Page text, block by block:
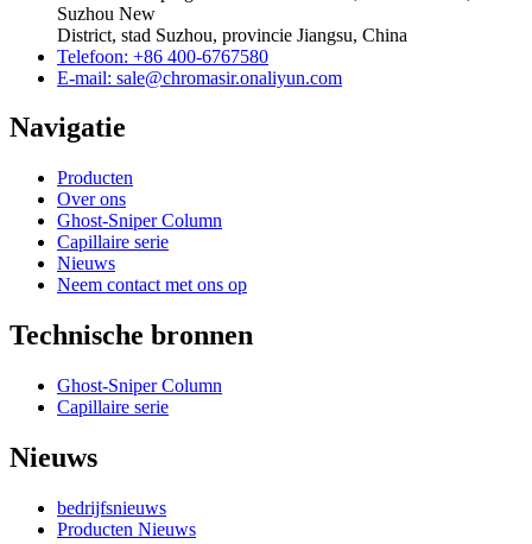
Suzhou New
District, stad Suzhou, provincie Jiangsu, China
Telefoon: +86 400-6767580
E-mail: sale@chromasir.onaliyun.com
Navigatie
Producten
Over ons
Ghost-Sniper Column
Capillaire serie
Nieuws
Neem contact met ons op
Technische bronnen
Ghost-Sniper Column
Capillaire serie
Nieuws
bedrijfsnieuws
Producten Nieuws